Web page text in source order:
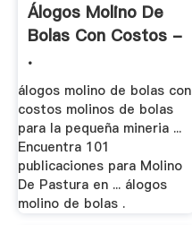
Álogos Molino De
Bolas Con Costos -
.
álogos molino de bolas con
costos molinos de bolas
para la pequeña mineria ...
Encuentra 101
publicaciones para Molino
De Pastura en ... álogos
molino de bolas .